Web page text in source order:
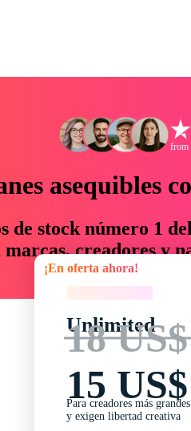
from
asequibles
de stock número 1
creadores y
un 76 % en
¡En oferta ahora!
Unlimited
18 US$
15 US$
Para creadores más
y exigen libertad creativa